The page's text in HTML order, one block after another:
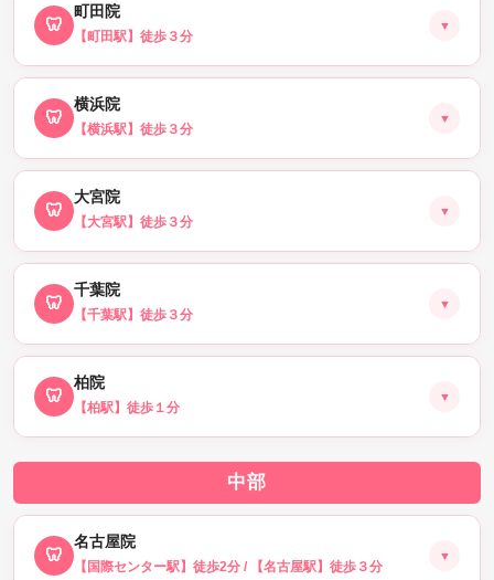
🗺 Googleマップ(店舗情報)はこちら
🦷
町田院
【町田駅】徒歩３分
▼
🗺 Googleマップ(店舗情報)はこちら
🦷
横浜院
【横浜駅】徒歩３分
▼
🗺 Googleマップ(店舗情報)はこちら
🦷
大宮院
【大宮駅】徒歩３分
▼
🗺 Googleマップ(店舗情報)はこちら
🦷
千葉院
【千葉駅】徒歩３分
▼
🗺 Googleマップ(店舗情報)はこちら
📅 千葉院を予約する
🦷
柏院
【柏駅】徒歩１分
▼
🗺 Googleマップ(店舗情報)はこちら
📅 柏院を予約する
中部
🦷
名古屋院
【国際センター駅】徒歩2分 / 【名古屋駅】徒歩３分
▼